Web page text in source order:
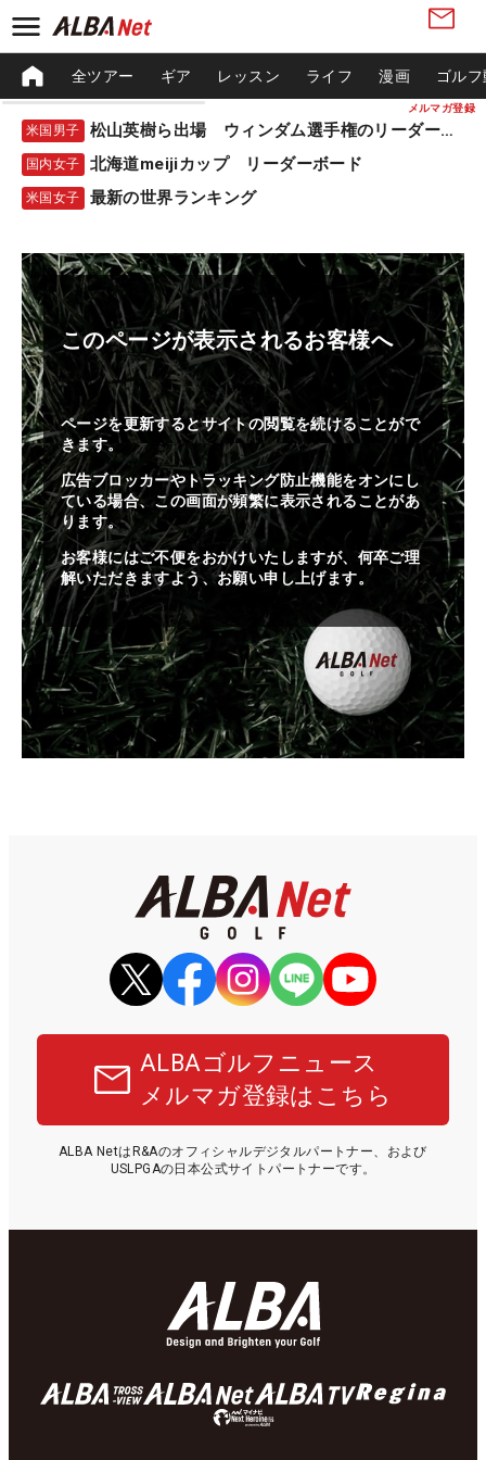
メルマガ登録
全ツアー ギア レッスン ライフ 漫画 ゴル
米国男子 松山英樹ら出場 ウィンダム選手権のリーダーボード
国内女子 北海道meijiカップ リーダーボード
米国女子 最新の世界ランキング
このページが表示されるお客様へ
ページを更新するとサイトの閲覧を続けることがで
きます。
広告ブロッカーやトラッキング防止機能をオンにし
ている場合、この画面が頻繁に表示されることがあ
ります。
お客様にはご不便をおかけいたしますが、何卒ご理
解いただきますよう、お願い申し上げます。
ALBAゴルフニュース
メルマガ登録はこちら
ALBA NetはR&Aのオフィシャルデジタルパートナー、および
USLPGAの日本公式サイトパートナーです。